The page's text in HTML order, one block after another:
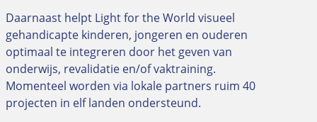
Daarnaast helpt Light for the World visueel
gehandicapte kinderen, jongeren en ouderen
optimaal te integreren door het geven van
onderwijs, revalidatie en/of vaktraining.
Momenteel worden via lokale partners ruim 40
projecten in elf landen ondersteund.